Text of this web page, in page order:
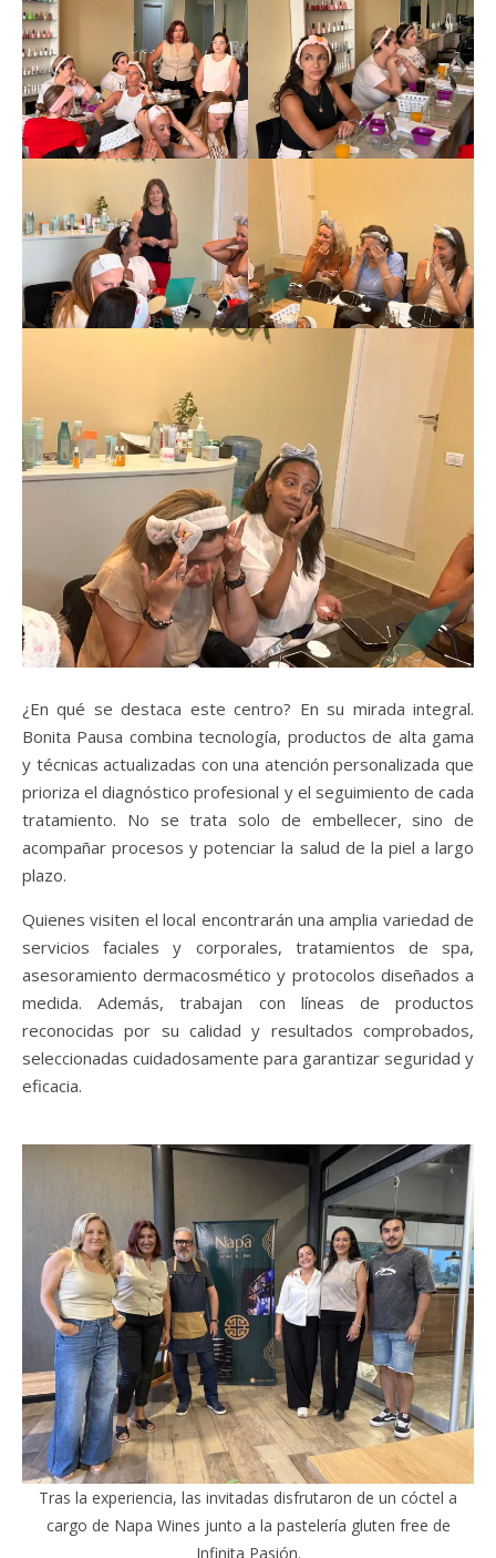
¿En qué se destaca este centro? En su mirada integral.
Bonita Pausa combina tecnología, productos de alta gama
y técnicas actualizadas con una atención personalizada que
prioriza el diagnóstico profesional y el seguimiento de cada
tratamiento. No se trata solo de embellecer, sino de
acompañar procesos y potenciar la salud de la piel a largo
plazo.
Quienes visiten el local encontrarán una amplia variedad de
servicios faciales y corporales, tratamientos de spa,
asesoramiento dermacosmético y protocolos diseñados a
medida. Además, trabajan con líneas de productos
reconocidas por su calidad y resultados comprobados,
seleccionadas cuidadosamente para garantizar seguridad y
eficacia.
Tras la experiencia, las invitadas disfrutaron de un cóctel a
cargo de Napa Wines junto a la pastelería gluten free de
Infinita Pasión.